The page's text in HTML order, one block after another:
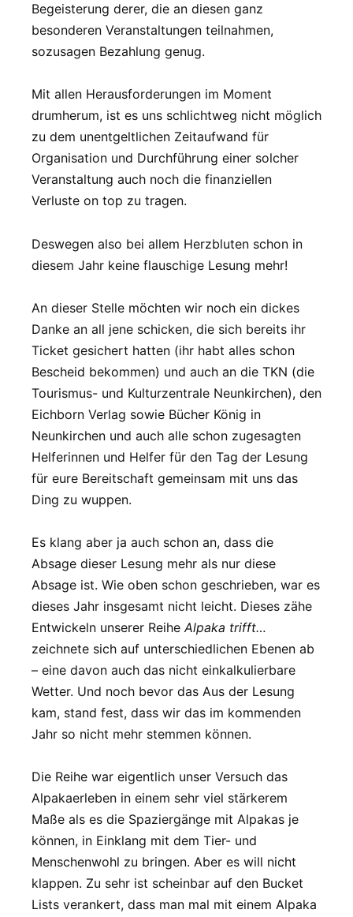
Begeisterung derer, die an diesen ganz
besonderen Veranstaltungen teilnahmen,
sozusagen Bezahlung genug.
Mit allen Herausforderungen im Moment
drumherum, ist es uns schlichtweg nicht möglich
zu dem unentgeltlichen Zeitaufwand für
Organisation und Durchführung einer solcher
Veranstaltung auch noch die finanziellen
Verluste on top zu tragen.
Deswegen also bei allem Herzbluten schon in
diesem Jahr keine flauschige Lesung mehr!
An dieser Stelle möchten wir noch ein dickes
Danke an all jene schicken, die sich bereits ihr
Ticket gesichert hatten (ihr habt alles schon
Bescheid bekommen) und auch an die TKN (die
Tourismus- und Kulturzentrale Neunkirchen), den
Eichborn Verlag sowie Bücher König in
Neunkirchen und auch alle schon zugesagten
Helferinnen und Helfer für den Tag der Lesung
für eure Bereitschaft gemeinsam mit uns das
Ding zu wuppen.
Es klang aber ja auch schon an, dass die
Absage dieser Lesung mehr als nur diese
Absage ist. Wie oben schon geschrieben, war es
dieses Jahr insgesamt nicht leicht. Dieses zähe
Entwickeln unserer ReiheAlpaka trifft…
zeichnete sich auf unterschiedlichen Ebenen ab
– eine davon auch das nicht einkalkulierbare
Wetter. Und noch bevor das Aus der Lesung
kam, stand fest, dass wir das im kommenden
Jahr so nicht mehr stemmen können.
Die Reihe war eigentlich unser Versuch das
Alpakaerleben in einem sehr viel stärkerem
Maße als es die Spaziergänge mit Alpakas je
können, in Einklang mit dem Tier- und
Menschenwohl zu bringen. Aber es will nicht
klappen. Zu sehr ist scheinbar auf den Bucket
Lists verankert, dass man mal mit einem Alpaka